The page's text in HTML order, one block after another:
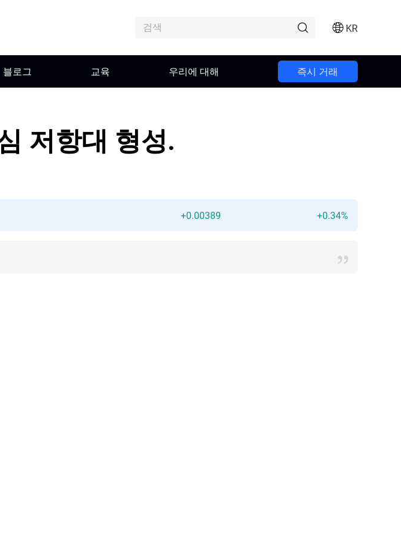
KR
블로그 교육 우리에 대해 즉시 거래
저항대 형성.
+0.00389 +0.34%